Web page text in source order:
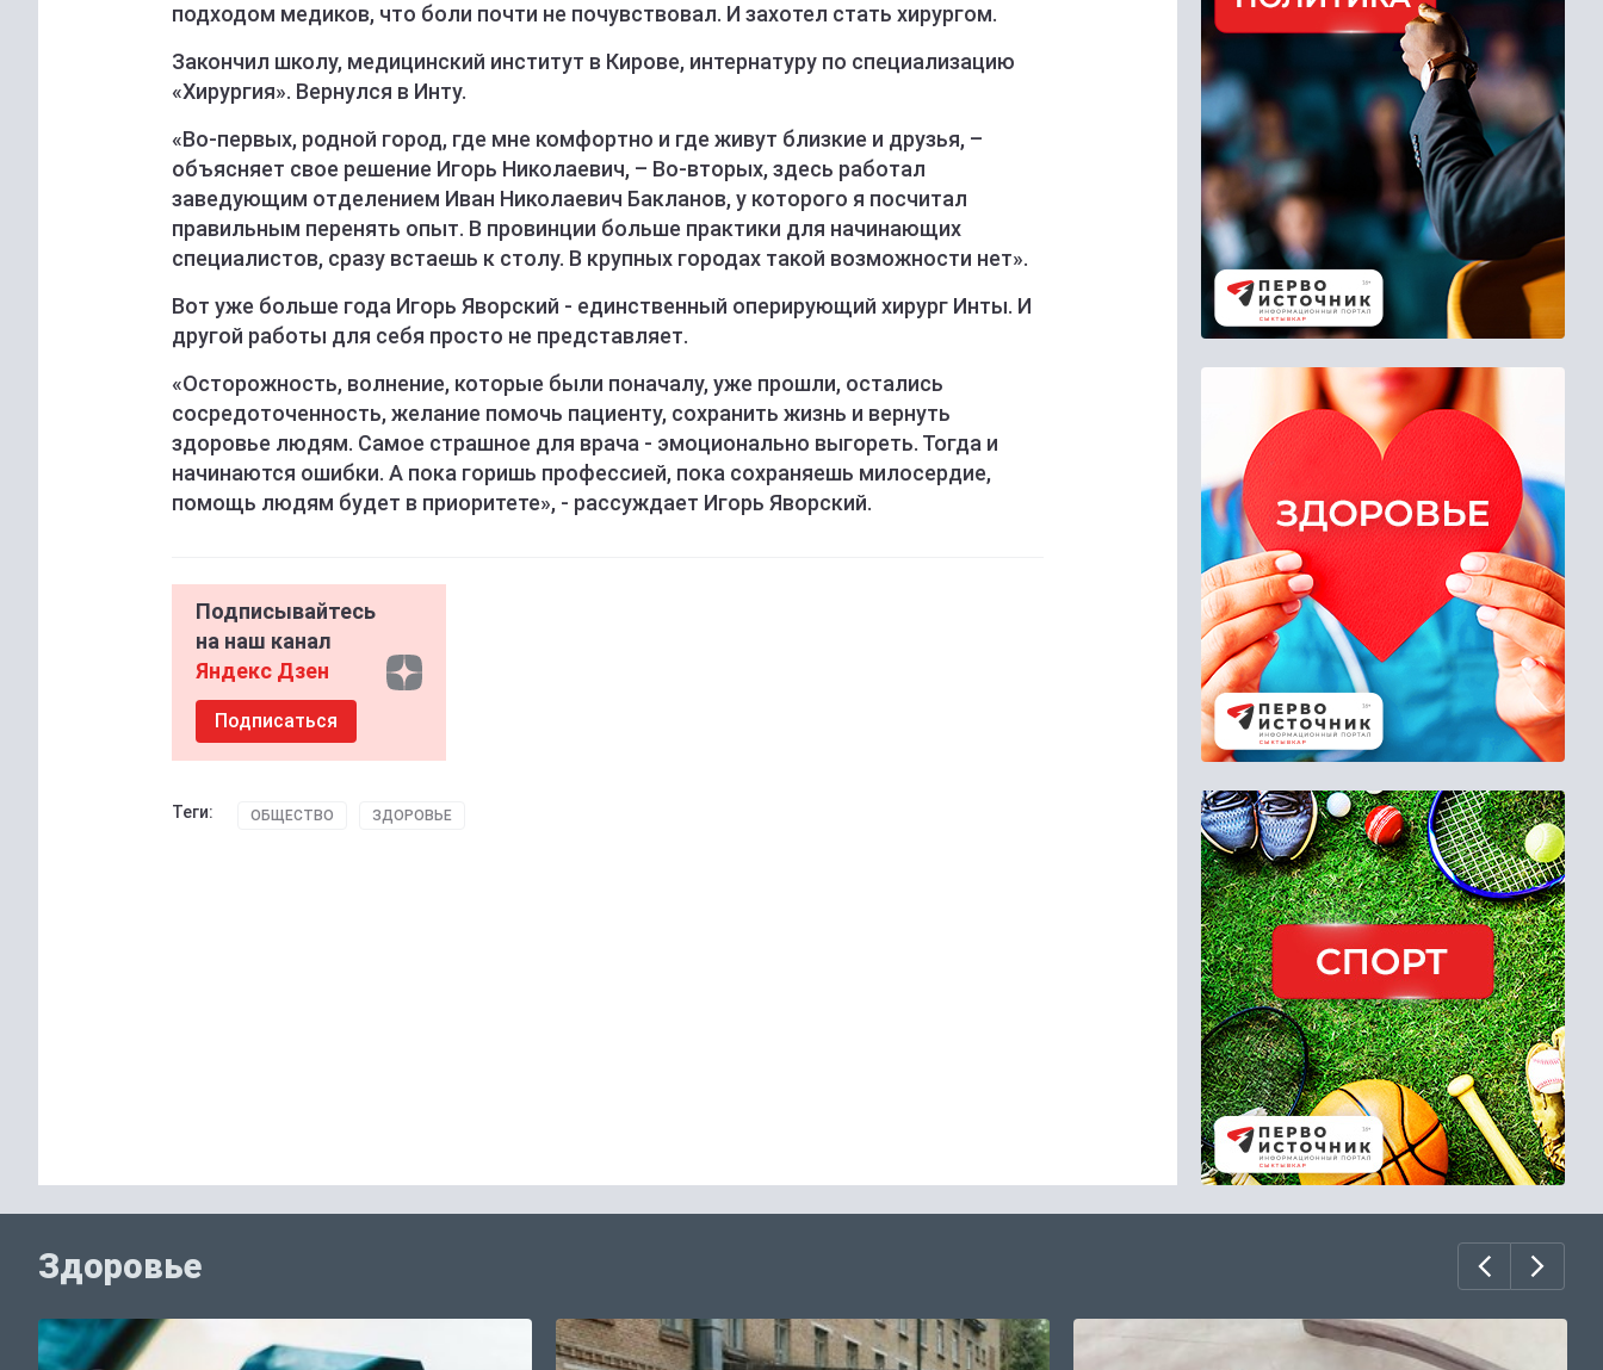
подходом медиков, что боли почти не почувствовал. И захотел стать хирургом.
Закончил школу, медицинский институт в Кирове, интернатуру по специализацию
«Хирургия». Вернулся в Инту.
«Во-первых, родной город, где мне комфортно и где живут близкие и друзья, –
объясняет свое решение Игорь Николаевич, – Во-вторых, здесь работал
заведующим отделением Иван Николаевич Бакланов, у которого я посчитал
правильным перенять опыт. В провинции больше практики для начинающих
специалистов, сразу встаешь к столу. В крупных городах такой возможности нет».
Вот уже больше года Игорь Яворский - единственный оперирующий хирург Инты. И
другой работы для себя просто не представляет.
«Осторожность, волнение, которые были поначалу, уже прошли, остались
сосредоточенность, желание помочь пациенту, сохранить жизнь и вернуть
здоровье людям. Самое страшное для врача - эмоционально выгореть. Тогда и
начинаются ошибки. А пока горишь профессией, пока сохраняешь милосердие,
помощь людям будет в приоритете», - рассуждает Игорь Яворский.
Подписывайтесь
на наш канал
Яндекс Дзен
Подписаться
Теги: ОБЩЕСТВО ЗДОРОВЬЕ
Здоровье